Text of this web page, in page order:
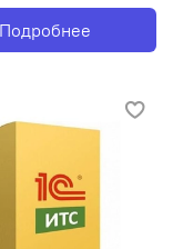
Подробнее